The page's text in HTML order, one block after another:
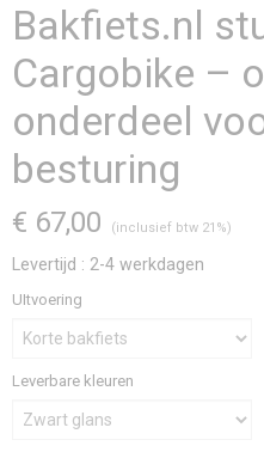
Bakfiets.nl
Cargobike –
onderdeel
besturing
€ 67,00 (inclusief btw 21%)
Levertijd : 2-4 werkdagen
UItvoering
Leverbare kleuren